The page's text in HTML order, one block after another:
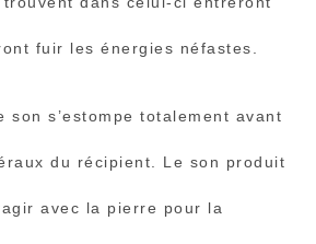
fuir les énergies néfastes.
son s’estompe totalement avant
du récipient. Le son produit
avec la pierre pour la